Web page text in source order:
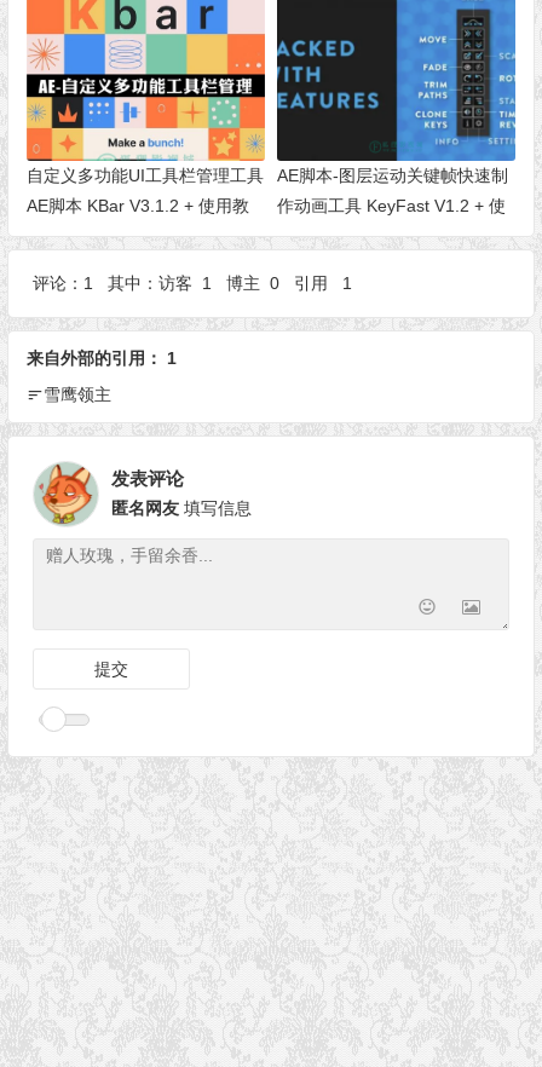
自定义多功能UI工具栏管理工具
AE脚本 KBar V3.1.2 + 使用教
程
AE脚本-图层运动关键帧快速制
作动画工具 KeyFast V1.2 + 使
用教程
评论：1 其中：访客 1 博主 0 引用 1
来自外部的引用： 1
雪鹰领主
发表评论
匿名网友 填写信息